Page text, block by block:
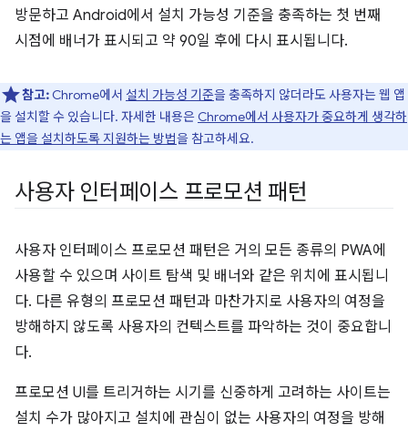
방문하고 Android에서 설치 가능성 기준을 충족하는 첫 번째
시점에 배너가 표시되고 약 90일 후에 다시 표시됩니다.
참고: Chrome에서 설치 가능성 기준을 충족하지 않더라도 사용자는 웹 앱
을 설치할 수 있습니다. 자세한 내용은 Chrome에서 사용자가 중요하게 생각하
는 앱을 설치하도록 지원하는 방법을 참고하세요.
사용자 인터페이스 프로모션 패턴
사용자 인터페이스 프로모션 패턴은 거의 모든 종류의 PWA에
사용할 수 있으며 사이트 탐색 및 배너와 같은 위치에 표시됩니
다. 다른 유형의 프로모션 패턴과 마찬가지로 사용자의 여정을
방해하지 않도록 사용자의 컨텍스트를 파악하는 것이 중요합니
다.
프로모션 UI를 트리거하는 시기를 신중하게 고려하는 사이트는
설치 수가 많아지고 설치에 관심이 없는 사용자의 여정을 방해